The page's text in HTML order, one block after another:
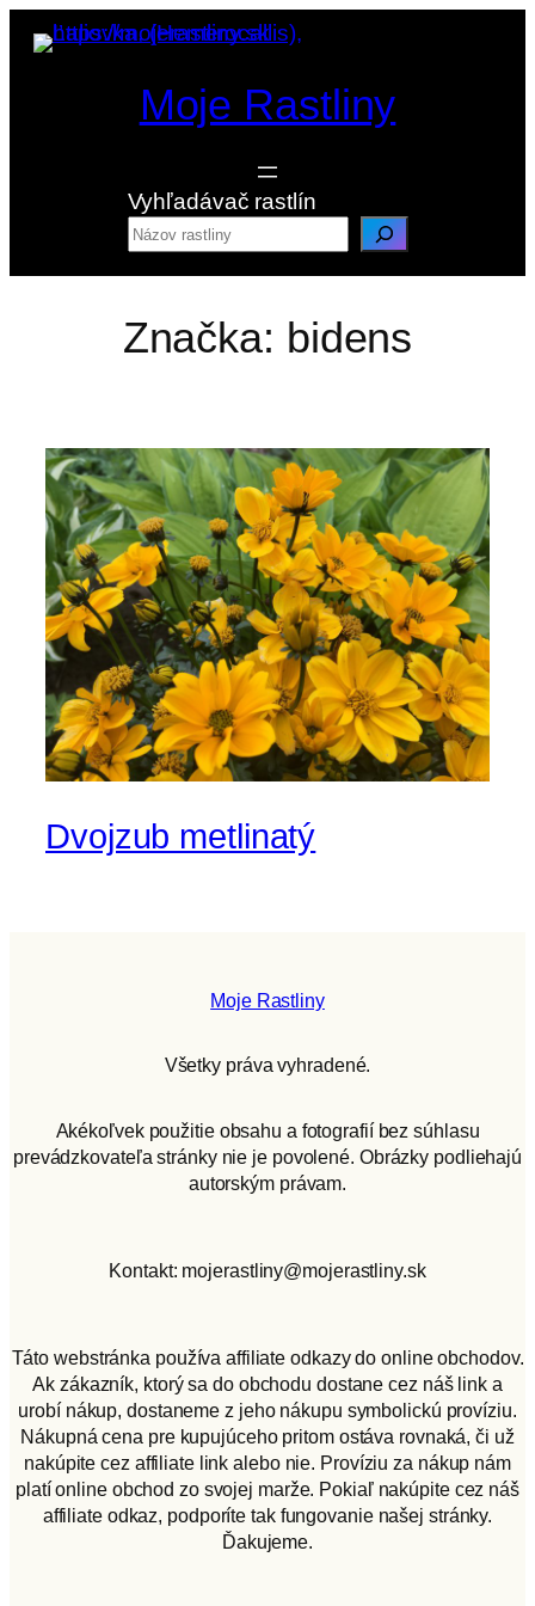
Prejsť
na
Moje Rastliny
Vyhľadávač rastlín
Značka: bidens
Dvojzub metlinatý
Moje Rastliny
Všetky práva vyhradené.
Akékoľvek použitie obsahu a fotografií bez súhlasu
prevádzkovateľa stránky nie je povolené. Obrázky podliehajú
autorským právam.
Kontakt: mojerastliny@mojerastliny.sk
Táto webstránka používa affiliate odkazy do online obchodov.
Ak zákazník, ktorý sa do obchodu dostane cez náš link a
urobí nákup, dostaneme z jeho nákupu symbolickú províziu.
Nákupná cena pre kupujúceho pritom ostáva rovnaká, či už
nakúpite cez affiliate link alebo nie. Províziu za nákup nám
platí online obchod zo svojej marže. Pokiaľ nakúpite cez náš
affiliate odkaz, podporíte tak fungovanie našej stránky.
Ďakujeme.